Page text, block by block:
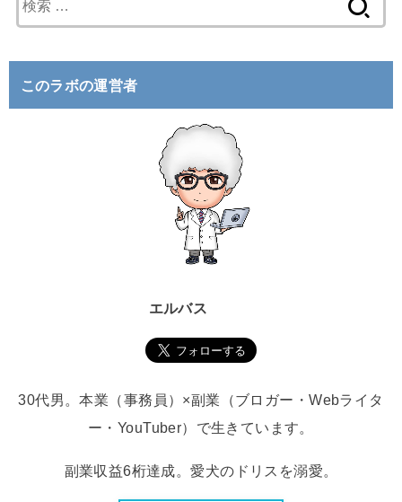
索
このラボの運営者
エルバス
30代男。本業（事務員）×副業（ブロガー・Webライタ
ー・YouTuber）で生きています。
副業収益6桁達成。愛犬のドリスを溺愛。